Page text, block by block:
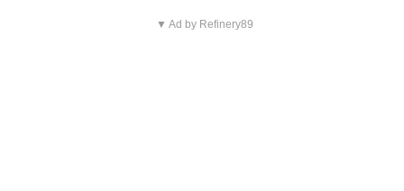
▼ Ad by Refinery89